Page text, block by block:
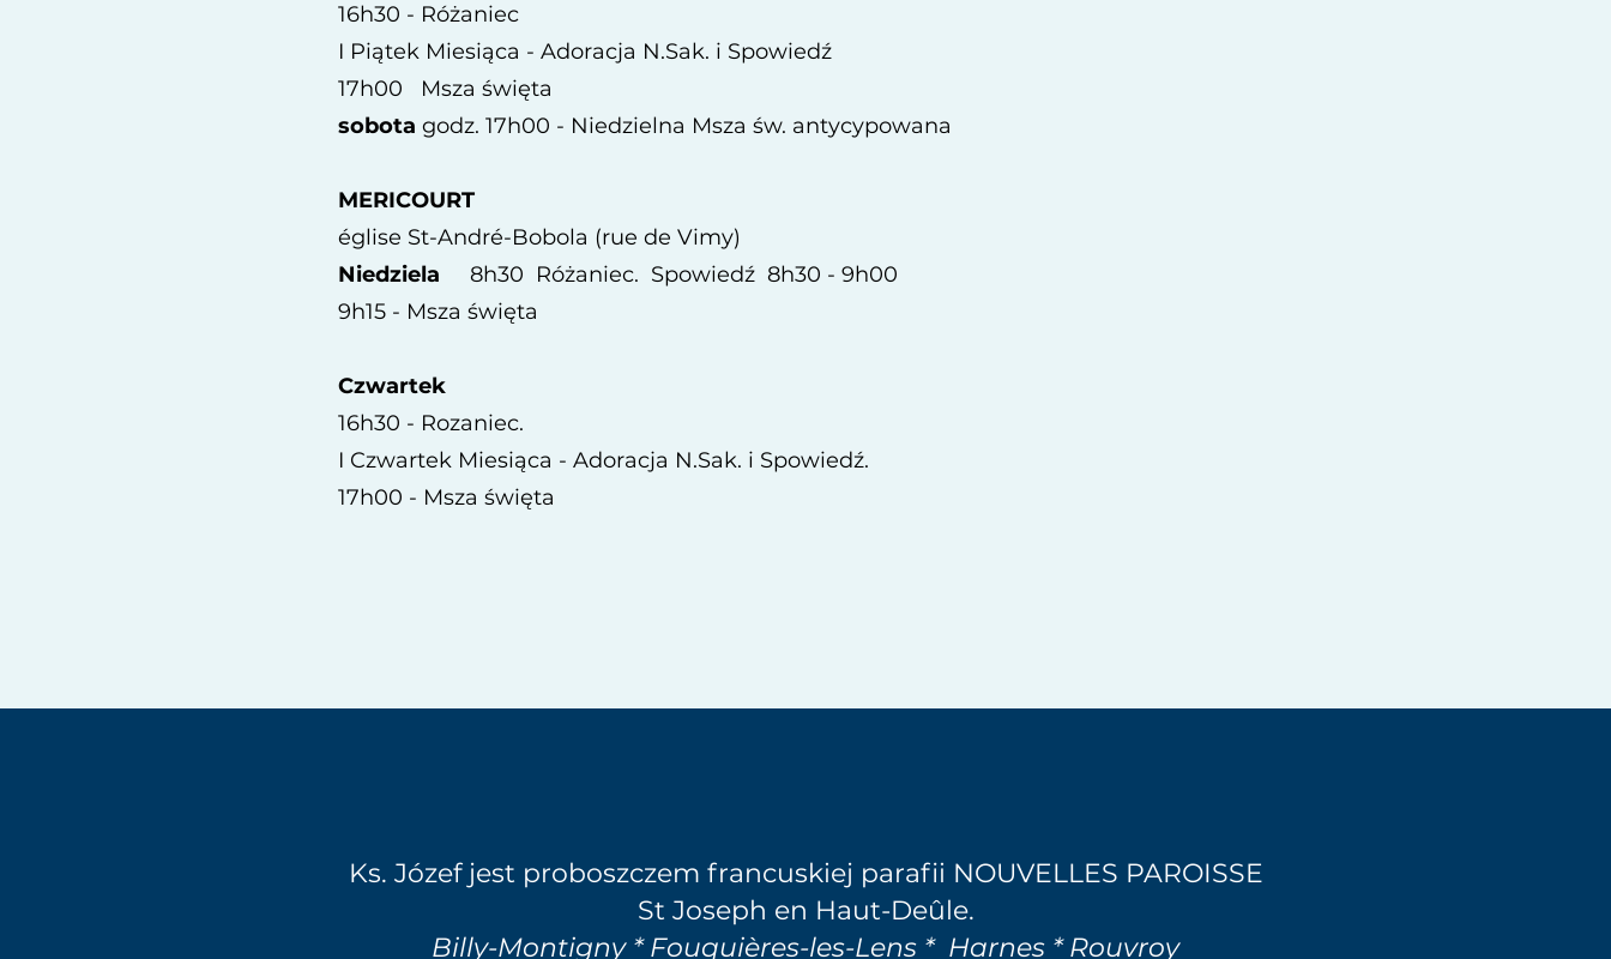
16h30 - Różaniec
I Piątek Miesiąca - Adoracja N.Sak. i Spowiedź
17h00 Msza święta​
sobota godz. 17h00 - Niedzielna Msza św. antycypowana
MERICOURT
église St-André-Bobola (rue de Vimy)
Niedziela 8h30 Różaniec. Spowiedź 8h30 - 9h00
9h15 - Msza święta
Czwartek
16h30 - Rozaniec.
I Czwartek Miesiąca - Adoracja N.Sak. i Spowiedź.
17h00 - Msza święta
Ks. Józef jest proboszczem francuskiej parafii NOUVELLES PAROISSE
St Joseph en Haut­-Deûle.
Billy-Montigny * Fouquières-les-Lens * Harnes * Rouvroy